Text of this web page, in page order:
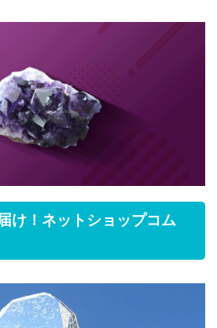
け！ネットショップコム